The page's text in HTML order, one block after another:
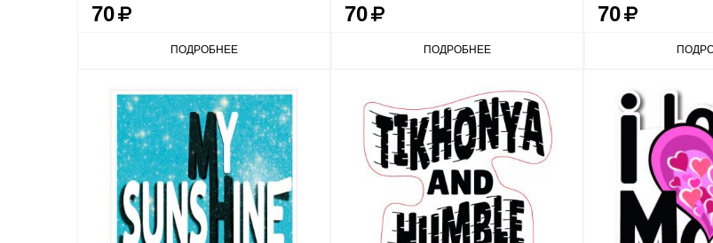
70
ПОДРОБНЕЕ
70
ПОДРОБНЕЕ
70